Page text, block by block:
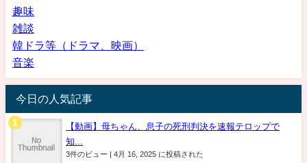
趣味
雑談
韓ドラ等（ドラマ、映画）
音楽
今日の人気記事
【動画】母ちゃん、息子の死刑判決を速報テロップで
知...
3件のビュー | 4月 16, 2025 に投稿された